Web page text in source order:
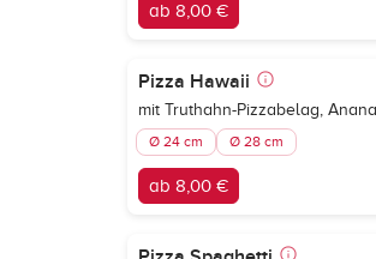
ab 8,00 €
Pizza Hawaii
mit Truthahn-Pizzabelag,
Ø 24 cm Ø 28 cm
ab 8,00 €